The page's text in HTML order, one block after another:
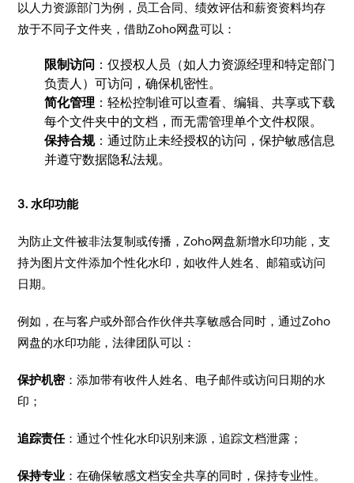
​以人力资源部门为例，员工合同、绩效评估和薪资资料均存
放于不同子文件夹，借助Zoho网盘可以：
​限制访问 ：仅授权人员（如人力资源经理和特定部门
负责人）可访问，确保机密性。
简化管理 ：轻松控制谁可以查看、编辑、共享或下载
每个文件夹中的文档，而无需管理单个文件权限。
保持合规：通过防止未经授权的访问，保护敏感信息
并遵守数据隐私法规。
​3. 水印功能
​为防止文件被非法复制或传播，Zoho网盘新增水印功能，支
持为图片文件添加个性化水印，如收件人姓名、邮箱或访问
日期。
​例如，在与客户或外部合作伙伴共享敏感合同时，通过Zoho
网盘的水印功能，法律团队可以：
​保护机密：添加带有收件人姓名、电子邮件或访问日期的水
印；
追踪责任：通过个性化水印识别来源，追踪文档泄露；
保持专业 ：在确保敏感文档安全共享的同时，保持专业性。